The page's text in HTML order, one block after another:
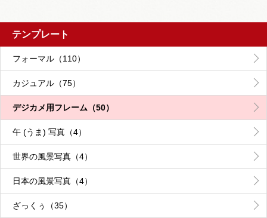
テンプレート
フォーマル（110）
カジュアル（75）
デジカメ用フレーム（50）
午 (うま) 写真（4）
世界の風景写真（4）
日本の風景写真（4）
ざっくぅ（35）